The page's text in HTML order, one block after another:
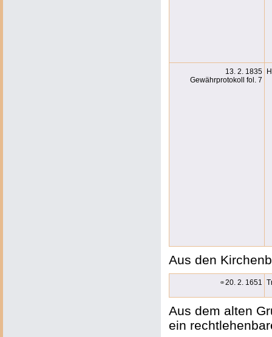
13. 2. 1835
Gewährprotokoll fol. 7
Aus den
⚭20. 2. 1651
Aus dem alten
ein